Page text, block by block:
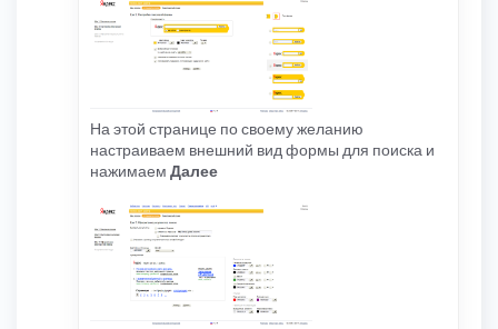
На этой странице по своему желанию
настраиваем внешний вид формы для поиска и
нажимаем Далее